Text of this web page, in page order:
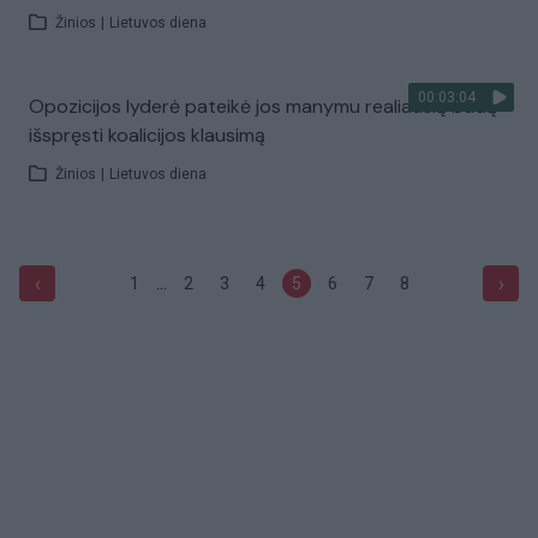
Žinios Lietuvos diena
00:03:04
Opozicijos lyderė pateikė jos manymu realiausią būdą
išspręsti koalicijos klausimą
Žinios Lietuvos diena
‹ 1 ... 2 3 4 5 6 7 8 ›